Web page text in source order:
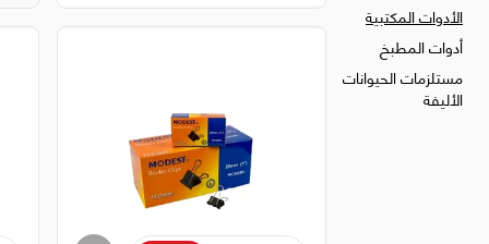
الأدوات المكتبية
أدوات المطبخ
مستلزمات الحيوانات
الأليفة